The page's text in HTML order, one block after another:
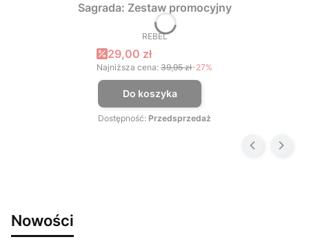
Sagrada: Zestaw promocyjny
PRODUCENT
REBEL
Cena promocyjna
29,00 zł
Najniższa cena: 39,95 zł-27%
Do koszyka
Dostępność: Przedsprzedaż
Nowości